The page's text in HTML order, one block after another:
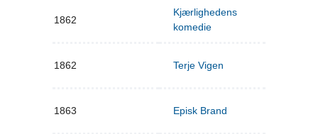
1862
Kjærlighedens
komedie
1862 Terje Vigen
1863 Episk Brand